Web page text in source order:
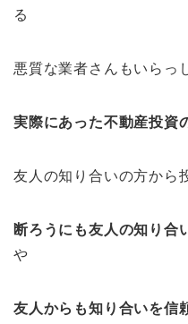
る
悪質な業者さんもいらっ
実際にあった不動産投資
友人の知り合いの方から
断ろうにも友人の知り合
や
友人からも知り合いを信